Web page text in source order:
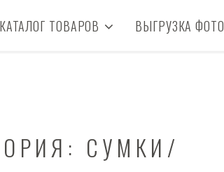
КАТАЛОГ ТОВАРОВ ВЫГРУЗКА ФОТО
СУМКИ/